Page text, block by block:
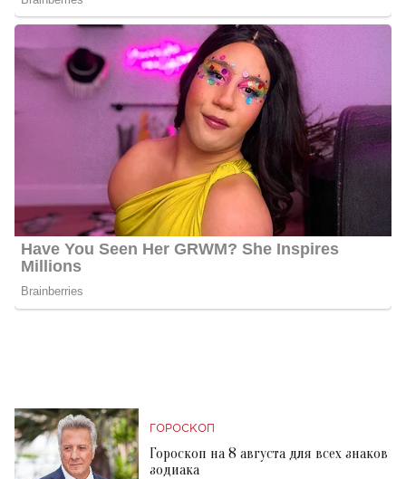
ГОРОСКОП
Гороскоп на 8 августа для всех знаков
зодиака